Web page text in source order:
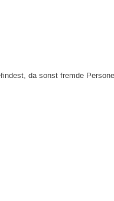
da sonst fremde